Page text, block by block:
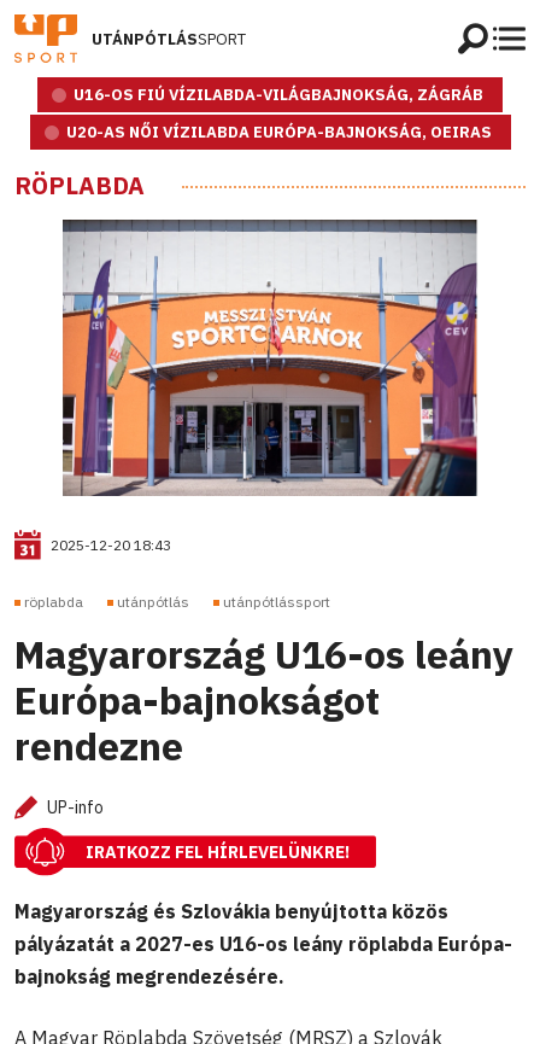
UTÁNPÓTLÁSSPORT
U16-OS FIÚ VÍZILABDA-VILÁGBAJNOKSÁG, ZÁGRÁB
U20-AS NŐI VÍZILABDA EURÓPA-BAJNOKSÁG, OEIRAS
RÖPLABDA
2025-12-20 18:43
röplabda utánpótlás utánpótlássport
Magyarország U16-os leány
Európa-bajnokságot
rendezne
UP-info
IRATKOZZ FEL HÍRLEVELÜNKRE!
Magyarország és Szlovákia benyújtotta közös
pályázatát a 2027-es U16-os leány röplabda Európa-
bajnokság megrendezésére.
A Magyar Röplabda Szövetség (MRSZ) a Szlovák